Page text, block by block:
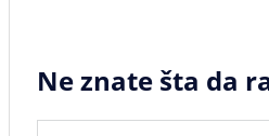
Ne znate šta da